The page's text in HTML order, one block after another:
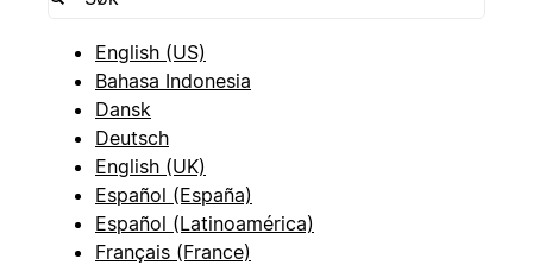
English (US)
Bahasa Indonesia
Dansk
Deutsch
English (UK)
Español (España)
Español (Latinoamérica)
Français (France)